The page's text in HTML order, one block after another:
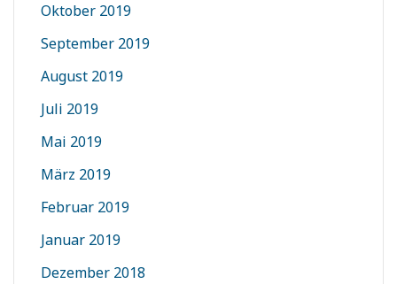
Oktober 2019
September 2019
August 2019
Juli 2019
Mai 2019
März 2019
Februar 2019
Januar 2019
Dezember 2018